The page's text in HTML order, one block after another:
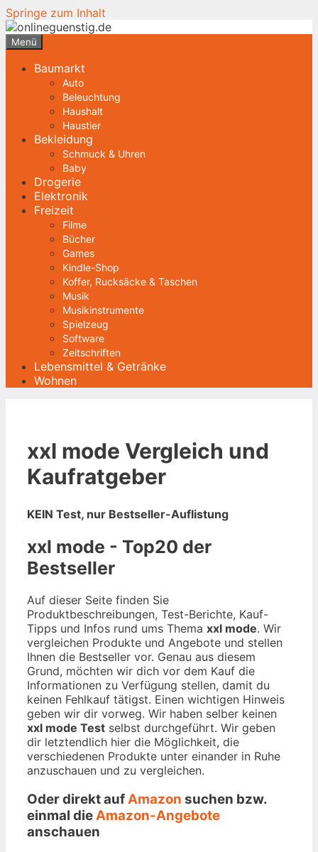
Springe zum Inhalt
Menü
Baumarkt
Auto
Beleuchtung
Haushalt
Haustier
Bekleidung
Schmuck & Uhren
Baby
Drogerie
Elektronik
Freizeit
Filme
Bücher
Games
Kindle-Shop
Koffer, Rucksäcke & Taschen
Musik
Musikinstrumente
Spielzeug
Software
Zeitschriften
Lebensmittel & Getränke
Wohnen
xxl mode Vergleich und
Kaufratgeber
KEIN Test, nur Bestseller-Auflistung
xxl mode - Top20 der
Bestseller
Auf dieser Seite finden Sie
Produktbeschreibungen, Test-Berichte, Kauf-
Tipps und Infos rund ums Thema xxl mode. Wir
vergleichen Produkte und Angebote und stellen
Ihnen die Bestseller vor. Genau aus diesem
Grund, möchten wir dich vor dem Kauf die
Informationen zu Verfügung stellen, damit du
keinen Fehlkauf tätigst. Einen wichtigen Hinweis
geben wir dir vorweg. Wir haben selber keinen
xxl mode Test selbst durchgeführt. Wir geben
dir letztendlich hier die Möglichkeit, die
verschiedenen Produkte unter einander in Ruhe
anzuschauen und zu vergleichen.
Oder direkt aufAmazon suchen bzw.
einmal dieAmazon-Angebote
anschauen